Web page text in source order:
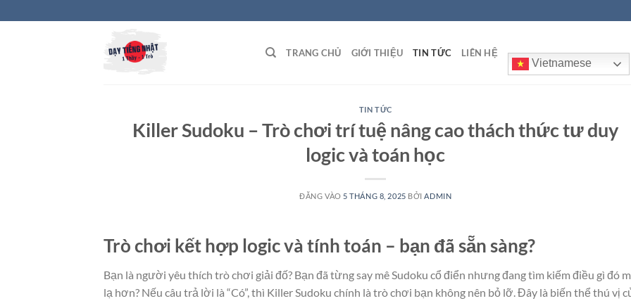
qua
TRANG CHỦ GIỚI THIỆU TIN TỨC LIÊN HỆ
Vietnamese
TIN TỨC
Killer Sudoku – Trò chơi trí tuệ nâng cao thách thức tư duy
logic và toán học
ĐĂNG VÀO 5 THÁNG 8, 2025 BỞI ADMIN
Trò chơi kết hợp logic và tính toán – bạn đã sẵn sàng?
Bạn là người yêu thích trò chơi giải đố? Bạn đã từng say mê Sudoku cổ điển nhưng đang tìm kiếm điều gì đó
lạ hơn? Nếu câu trả lời là “Có”, thì Killer Sudoku chính là trò chơi bạn không nên bỏ lỡ. Đây là biến thể thú vị